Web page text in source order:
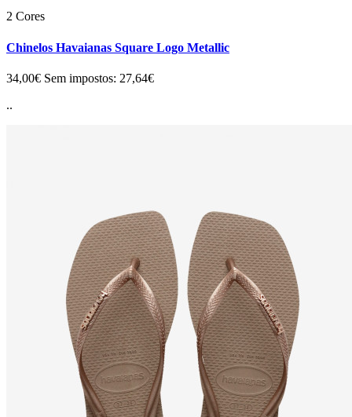
2 Cores
Chinelos Havaianas Square Logo Metallic
34,00€ Sem impostos: 27,64€
..